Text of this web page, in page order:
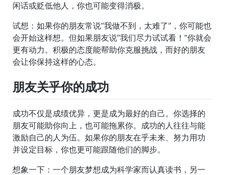
闲话或贬低他人，你也可能变得消极。
试想：如果你的朋友常说”我做不到，太难了”，你可能也
会开始这样想。但如果朋友说”我们尽力试试看！”你就会
更有动力。积极的态度能帮助你克服挑战，而好的朋友
会让你保持这样的心态。
朋友关乎你的成功
成功不仅是成绩优异，更是成为最好的自己。你选择的
朋友可能助你向上，也可能拖累你。成功的人往往与能
激励自己的人为伍。如果你的朋友在乎未来、努力用功
并设定目标，你也更可能跟随他们的脚步。
想象一下：一个朋友梦想成为科学家而认真读书，另一